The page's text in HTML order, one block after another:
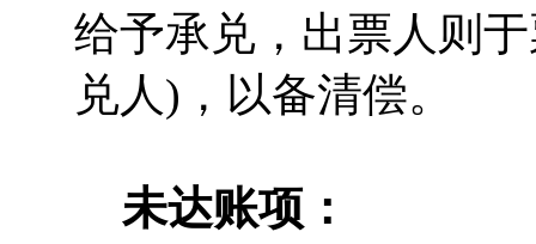
给予承兑，出票人则
兑人)，以备清偿。
未达账项：